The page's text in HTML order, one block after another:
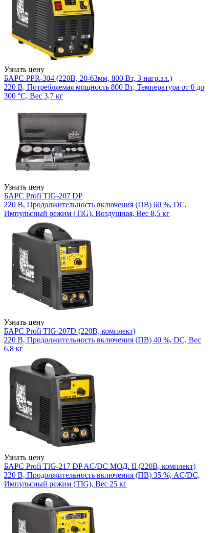
Узнать цену
БАРС PPR-304 (220В, 20-63мм, 800 Вт, 3 нагр.эл.)
220 В, Потребляемая мощность 800 Вт, Температура от 0 до
300 °С, Вес 3,7 кг
Узнать цену
БАРС Profi TIG-207 DP
220 В, Продолжительность включения (ПВ) 60 %, DC,
Импульсный режим (TIG), Воздушная, Вес 8,5 кг
Узнать цену
БАРС Profi TIG-207D (220В, комплект)
220 В, Продолжительность включения (ПВ) 40 %, DC, Вес
6,8 кг
Узнать цену
БАРС Profi TIG-217 DP AC/DC МОД. II (220В, комплект)
220 В, Продолжительность включения (ПВ) 35 %, AC/DC,
Импульсный режим (TIG), Вес 25 кг